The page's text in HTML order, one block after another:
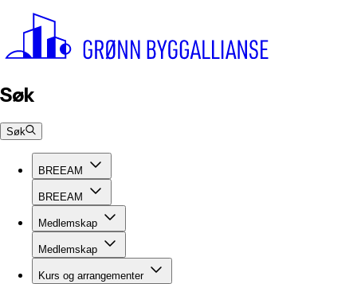
Søk
Søk
BREEAM
BREEAM
Medlemskap
Medlemskap
Kurs og arrangementer